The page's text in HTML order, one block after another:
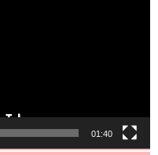
01:40